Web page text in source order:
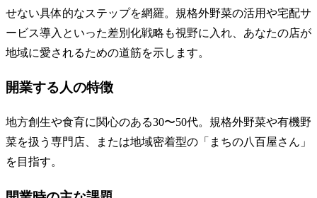
せない具体的なステップを網羅。規格外野菜の活用や宅配サ
ービス導入といった差別化戦略も視野に入れ、あなたの店が
地域に愛されるための道筋を示します。
開業する人の特徴
地方創生や食育に関心のある30〜50代。規格外野菜や有機野
菜を扱う専門店、または地域密着型の「まちの八百屋さん」
を目指す。